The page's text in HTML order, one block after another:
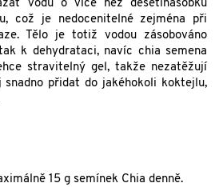
vodu o více než desetinásobku
což je nedocenitelné zejména při
Tělo je totiž vodou zásobováno
k dehydrataci, navíc chia semena
stravitelný gel, takže nezatěžují
přidat do jakéhokoli koktejlu,
15 g semínek Chia denně.